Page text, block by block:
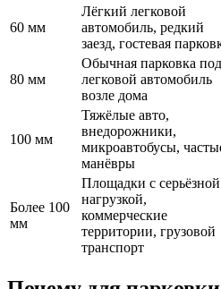
60 мм
Лёгкий легковой
автомобиль, редкий
заезд, гостевая
80 мм
Обычная парковка под
легковой автомобиль
возле дома
100 мм
Тяжёлые авто,
внедорожники,
микроавтобусы,
манёвры
Более 100
мм
Площадки с серьёзной
нагрузкой,
коммерческие
территории, грузовой
транспорт